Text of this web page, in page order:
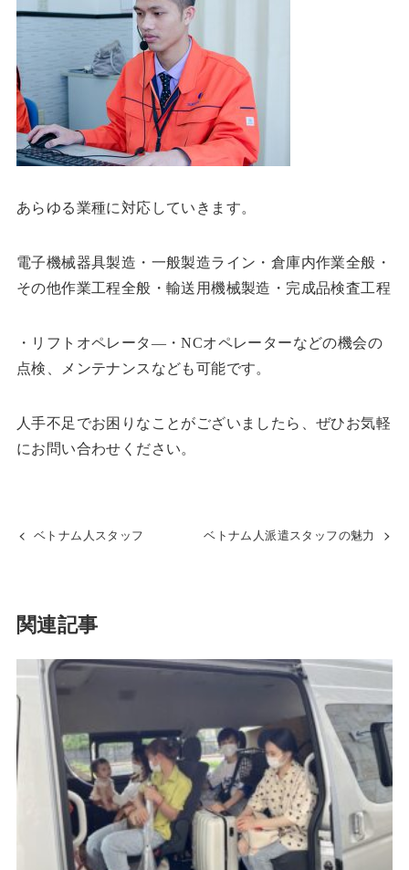
あらゆる業種に対応していきます。
電子機械器具製造・一般製造ライン・倉庫内作業全般・
その他作業工程全般・輸送用機械製造・完成品検査工程
・リフトオペレータ―・NCオペレーターなどの機会の
点検、メンテナンスなども可能です。
人手不足でお困りなことがございましたら、ぜひお気軽
にお問い合わせください。
ベトナム人スタッフ ベトナム人派遣スタッフの魅力
関連記事